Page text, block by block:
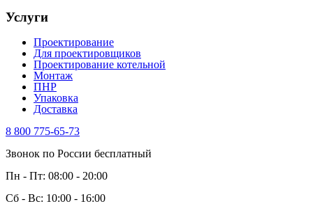
Услуги
Проектирование
Для проектировщиков
Проектирование котельной
Монтаж
ПНР
Упаковка
Доставка
8 800 775-65-73
Звонок по России бесплатный
Пн - Пт: 08:00 - 20:00
Сб - Вс: 10:00 - 16:00